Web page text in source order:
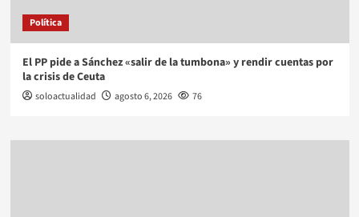
Política
El PP pide a Sánchez «salir de la tumbona» y rendir cuentas por
la crisis de Ceuta
soloactualidad agosto 6, 2026 76